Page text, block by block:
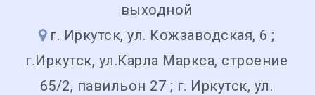
выходной
г. Иркутск, ул. Кожзаводская, 6 ;
г.Иркутск, ул.Карла Маркса, строение
65/2, павильон 27 ; г. Иркутск, ул.